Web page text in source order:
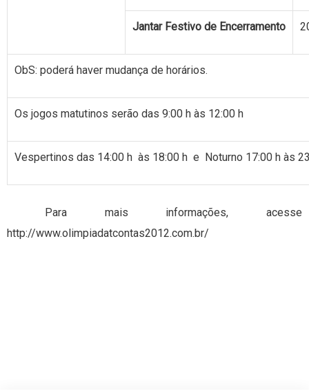
Jantar Festivo de Encerramento
ObS: poderá haver mudança de horários.
Os jogos matutinos serão das 9:00 h às 12:00 h
Vespertinos das 14:00 h às 18:00 h e Noturno 17:00 h às
Para mais informações, acesse
http://www.olimpiadatcontas2012.com.br/